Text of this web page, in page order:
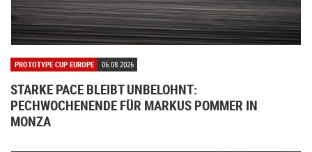
PROTOTYPE CUP EUROPE 06.08.2026
STARKE PACE BLEIBT UNBELOHNT:
PECHWOCHENENDE FÜR MARKUS POMMER IN
MONZA